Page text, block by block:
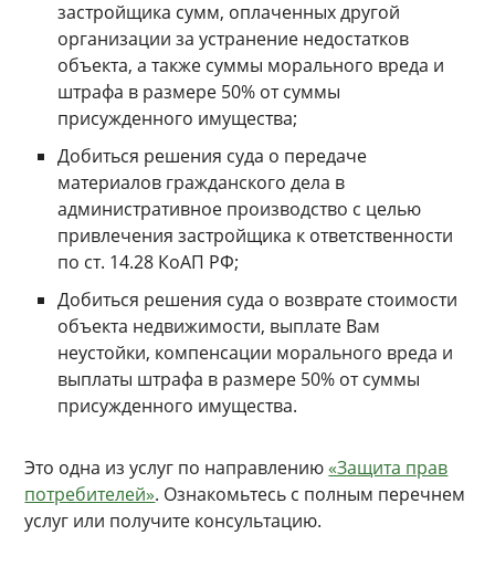
застройщика сумм, оплаченных другой
организации за устранение недостатков
объекта, а также суммы морального вреда и
штрафа в размере 50% от суммы
присужденного имущества;
Добиться решения суда о передаче
материалов гражданского дела в
административное производство с целью
привлечения застройщика к ответственности
по ст. 14.28 КоАП РФ;
Добиться решения суда о возврате стоимости
объекта недвижимости, выплате Вам
неустойки, компенсации морального вреда и
выплаты штрафа в размере 50% от суммы
присужденного имущества.
Это одна из услуг по направлению «Защита прав
потребителей». Ознакомьтесь с полным перечнем
услуг или получите консультацию.